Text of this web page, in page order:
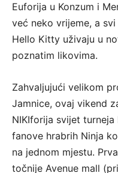
Euforija u Konzum i
već neko vrijeme, a
Hello Kitty uživaju u
poznatim likovima.
Zahvaljujući velikom
Jamnice, ovaj vikend
NIKIforija svijet
fanove hrabrih Ninja
na jednom mjestu.
točnije Avenue mall